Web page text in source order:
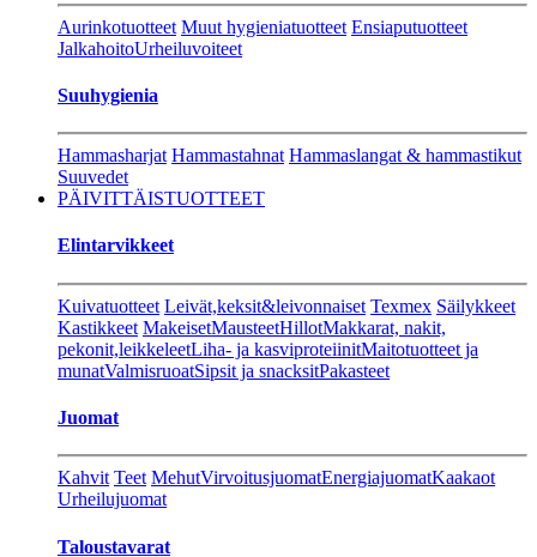
Aurinkotuotteet Muut hygieniatuotteet Ensiaputuotteet
JalkahoitoUrheiluvoiteet
Suuhygienia
Hammasharjat Hammastahnat Hammaslangat & hammastikut
Suuvedet
PÄIVITTÄISTUOTTEET
Elintarvikkeet
Kuivatuotteet Leivät,keksit&leivonnaiset Texmex Säilykkeet
Kastikkeet MakeisetMausteetHillotMakkarat, nakit,
pekonit,leikkeleetLiha- ja kasviproteiinitMaitotuotteet ja
munatValmisruoatSipsit ja snacksitPakasteet
Juomat
Kahvit Teet MehutVirvoitusjuomatEnergiajuomatKaakaot
Urheilujuomat
Taloustavarat